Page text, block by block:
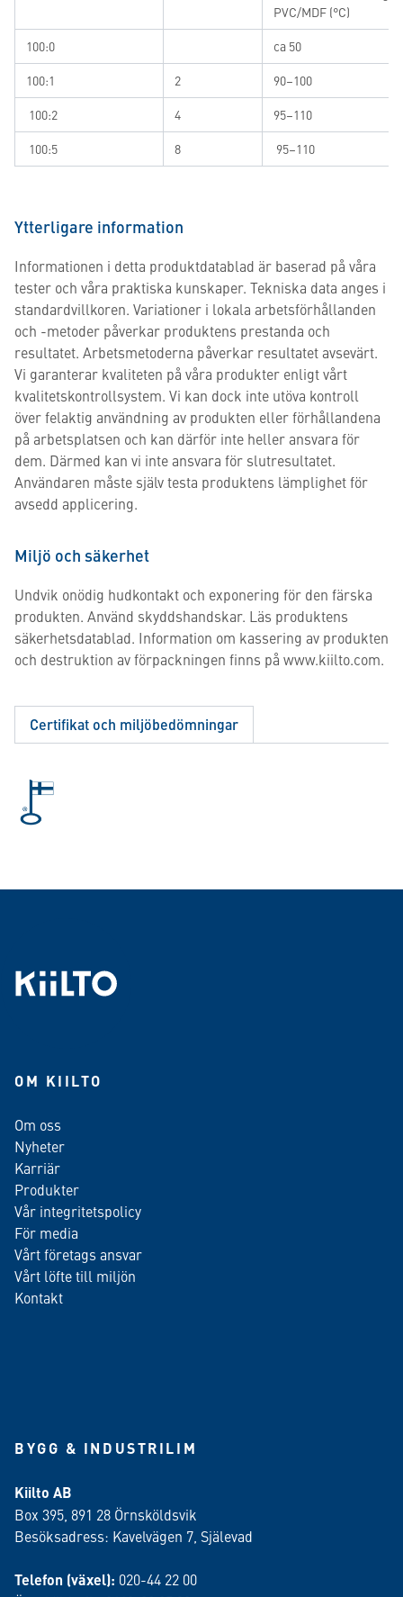
PVC/MDF (°C)
100:0
ca 50
100:1
2
90–100
100:2
4
95–110
100:5
8 95–110
Ytterligare information
Informationen i detta produktdatablad är baserad på våra
tester och våra praktiska kunskaper. Tekniska data anges i
standardvillkoren. Variationer i lokala arbetsförhållanden
och -metoder påverkar produktens prestanda och
resultatet. Arbetsmetoderna påverkar resultatet avsevärt.
Vi garanterar kvaliteten på våra produkter enligt vårt
kvalitetskontrollsystem. Vi kan dock inte utöva kontroll
över felaktig användning av produkten eller förhållandena
på arbetsplatsen och kan därför inte heller ansvara för
dem. Därmed kan vi inte ansvara för slutresultatet.
Användaren måste själv testa produktens lämplighet för
avsedd applicering.
Miljö och säkerhet
Undvik onödig hudkontakt och exponering för den färska
produkten. Använd skyddshandskar. Läs produktens
säkerhetsdatablad. Information om kassering av produkten
och destruktion av förpackningen finns på www.kiilto.com.
Certifikat och miljöbedömningar
OM KIILTO
Om oss
Nyheter
Karriär
Produkter
Vår integritetspolicy
För media
Vårt företags ansvar
Vårt löfte till miljön
Kontakt
BYGG & INDUSTRILIM
Kiilto AB
Box 395, 891 28 Örnsköldsvik
Besöksadress: Kavelvägen 7, Själevad
Telefon (växel): 020-44 22 00